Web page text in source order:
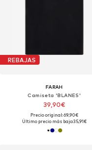
REBAJAS
FARAH
Camiseta 'BLANES'
39,90€
Precio original: 69,90€
Último precio más bajo:35,91€